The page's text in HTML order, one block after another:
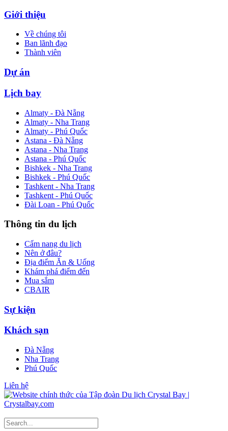
Giới thiệu
Về chúng tôi
Ban lãnh đạo
Thành viên
Dự án
Lịch bay
Almaty - Đà Nẵng
Almaty - Nha Trang
Almaty - Phú Quốc
Astana - Đà Nẵng
Astana - Nha Trang
Astana - Phú Quốc
Bishkek - Nha Trang
Bishkek - Phú Quốc
Tashkent - Nha Trang
Tashkent - Phú Quốc
Đài Loan - Phú Quốc
Thông tin du lịch
Cẩm nang du lịch
Nên ở đâu?
Địa điểm Ăn & Uống
Khám phá điểm đến
Mua sắm
CBAIR
Sự kiện
Khách sạn
Đà Nẵng
Nha Trang
Phú Quốc
Liên hệ